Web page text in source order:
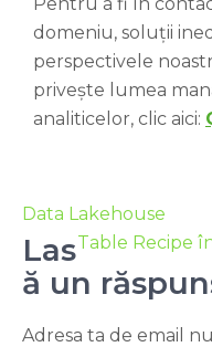
domeniu, soluții
perspectivele
privește lumea
analiticelor, clic aici:
Data Lakehouse
Table Recipe
Las
ă un
Adresa ta de email